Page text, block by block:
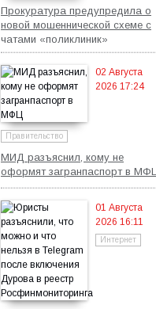
Прокуратура предупредила о
новой мошеннической схеме с
чатами «поликлиник»
02 Августа
2026 17:24
Правительство
МИД разъяснил, кому не
оформят загранпаспорт в
01 Августа
2026 16:11
Интернет